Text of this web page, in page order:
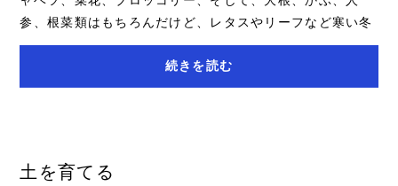
参、根菜類はもちろんだけど、レタスやリーフなど寒い冬
に敬遠されがちな生野菜もここ香川では今が旬...
続きを読む
土を育てる